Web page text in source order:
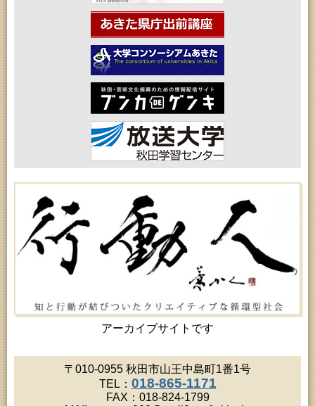
アーカイブサイトです
2026年08月14日 (秋田市)
成人教育「古文書解読講座」
2026年08月15日 (秋田市)
乳幼児教育「パンダのえほん修理屋さん」
2026年08月15日 (秋田市)
乳幼児教育・青少年教育「おはなしの会」
2026年08月15日 (秋田市)
乳幼児教育「作ってあそぼう工作会『レインボース
ティック』を作ろう！」
2026年08月17日 (秋田市)
女性教育「ミセスセミナー大住」
2026年08月17日 (秋田市)
高齢者教育「茨島七丁目地区高齢者学級」
2026年08月17日 (秋田市)
家庭教育「わくわく家族講座」
2026年08月18日 (秋田市)
高齢者教育「秋田おもと高齢者大学」
2026年08月18日 (秋田市)
高齢者教育「泉地区高齢者学級」
2026年08月18日 (秋田市)
女性教育「保戸野女性学級」
2026年08月18日 (秋田市)
乳幼児・青少年教育「おはなしの会」
2026年08月19日 (秋田市)
2026年08月19日 (秋田市)
高齢者教育「北部高齢者大学」
2026年08月19日 (秋田市)
成人教育「市民大学講座『佐竹史料館展示資料から
〒010-0955 秋田市山王中島町1番1号
TEL： 018-865-1171
FAX：018-824-1799